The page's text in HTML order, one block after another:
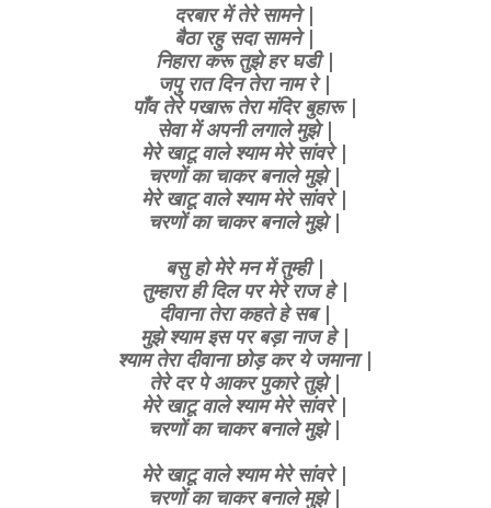
दरबार में तेरे सामने |
बैठा रहु सदा सामने |
निहारा करू तुझे हर घडी |
जपु रात दिन तेरा नाम रे |
पाँव तेरे पखारू तेरा मंदिर बुहारू |
सेवा में अपनी लगाले मुझे |
मेरे खाटू वाले श्याम मेरे सांवरे |
चरणों का चाकर बनाले मुझे |
मेरे खाटू वाले श्याम मेरे सांवरे |
चरणों का चाकर बनाले मुझे |
बसु हो मेरे मन में तुम्ही |
तुम्हारा ही दिल पर मेरे राज हे |
दीवाना तेरा कहते हे सब |
मुझे श्याम इस पर बड़ा नाज हे |
श्याम तेरा दीवाना छोड़ कर ये जमाना |
तेरे दर पे आकर पुकारे तुझे |
मेरे खाटू वाले श्याम मेरे सांवरे |
चरणों का चाकर बनाले मुझे |
मेरे खाटू वाले श्याम मेरे सांवरे |
चरणों का चाकर बनाले मुझे |